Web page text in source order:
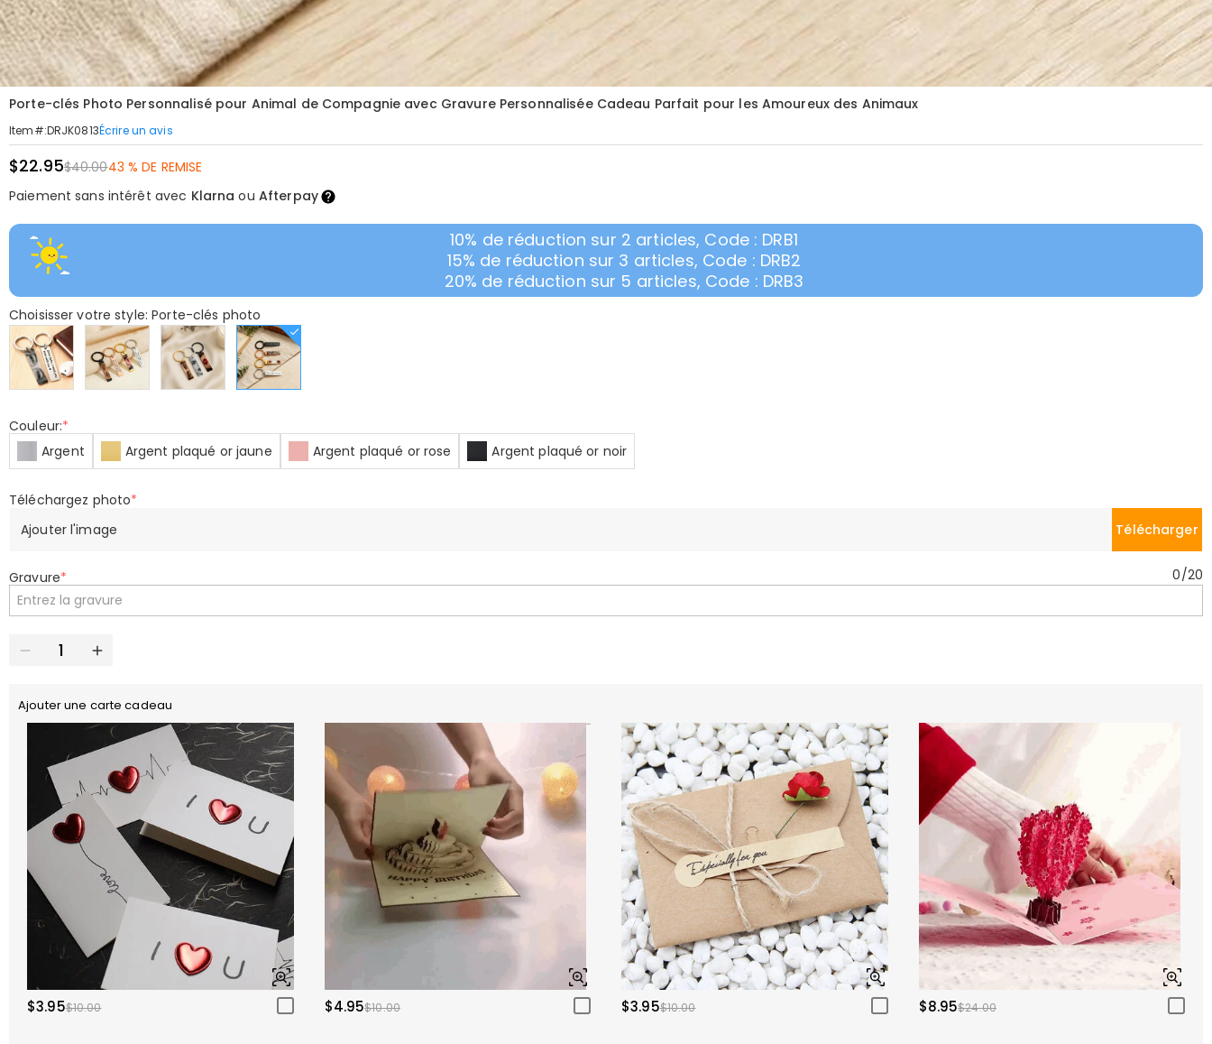
Porte-clés Photo Personnalisé pour Animal de Compagnie avec Gravure Personnalisée Cadeau Parfait pour les Amoureux des Animaux
Item#:DRJK0813Écrire un avis
$22.95$40.0043 % DE REMISE
Paiement sans intérêt avec Klarna ou Afterpay
10% de réduction sur 2 articles, Code : DRB1
15% de réduction sur 3 articles, Code : DRB2
20% de réduction sur 5 articles, Code : DRB3
Choisisser votre style: Porte-clés photo
Couleur:*
Argent
Argent plaqué or jaune Argent plaqué or rose Argent plaqué or noir
Téléchargez photo*
Ajouter l'image
Télécharger
Gravure* 0/20
Ajouter une carte cadeau
$3.95$10.00 $4.95$10.00 $3.95$10.00 $8.95$24.00